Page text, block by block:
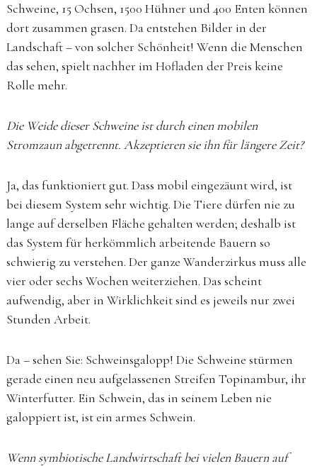
Schweine, 15 Ochsen, 1500 Hühner und 400 Enten können
dort zusammen grasen. Da entstehen Bilder in der
Landschaft – von solcher Schönheit! Wenn die Menschen
das sehen, spielt nachher im Hofladen der Preis keine
Rolle mehr.
Die Weide dieser Schweine ist durch einen mobilen
Stromzaun abgetrennt. Akzeptieren sie ihn für längere Zeit?
Ja, das funktioniert gut. Dass mobil eingezäunt wird, ist
bei diesem System sehr wichtig. Die Tiere dürfen nie zu
lange auf derselben Fläche gehalten werden; deshalb ist
das System für herkömmlich arbeitende Bauern so
schwierig zu verstehen. Der ganze Wanderzirkus muss alle
vier oder sechs Wochen weiterziehen. Das scheint
aufwendig, aber in Wirklichkeit sind es jeweils nur zwei
Stunden Arbeit.
Da – sehen Sie: Schweinsgalopp! Die Schweine stürmen
gerade einen neu aufgelassenen Streifen Topinambur, ihr
Winterfutter. Ein Schwein, das in seinem Leben nie
galoppiert ist, ist ein armes Schwein.
Wenn symbiotische Landwirtschaft bei vielen Bauern auf